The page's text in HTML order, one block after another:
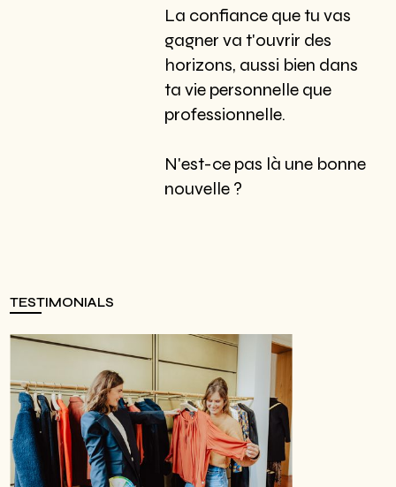
La confiance que tu vas
gagner va t'ouvrir des
horizons, aussi bien dans
ta vie personnelle que
professionnelle.
N'est-ce pas là une bonne
nouvelle ?
TESTIMONIALS